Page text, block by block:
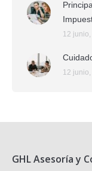
12
12
GHL Asesoría y